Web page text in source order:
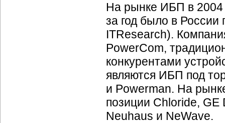
На рынке ИБП в 2004
за год было в
ITResearch).
PowerCom,
конкурентами
являются ИБП под
и Powerman. На
позиции Chloride,
Neuhaus и NeWave.